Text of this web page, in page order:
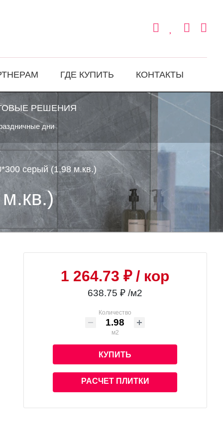
ГДЕ КУПИТЬ КОНТАКТЫ
РЕШЕНИЯ
дни
серый (1,98 м.кв.)
1 264.73 ₽/ кор
638.75 ₽ /м2
Количество
м2
КУПИТЬ
РАСЧЕТ ПЛИТКИ